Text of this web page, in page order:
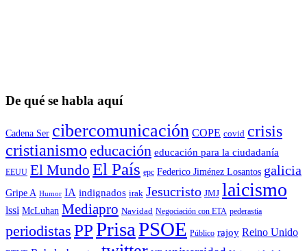
De qué se habla aquí
Cadena Ser cibercomunicación COPE covid crisis
cristianismo educación educación para la ciudadaní­a
EEUU El Mundo El País epc Federico Jiménez Losantos galicia
Gripe A Humor IA indignados irak Jesucristo JMJ laicismo
lssi McLuhan Mediapro Navidad Negociación con ETA pederastia
periodistas PPPrisaPSOE Público rajoy Reino Unido